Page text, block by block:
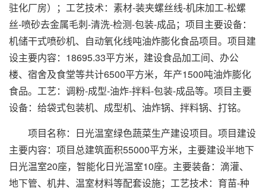
驻化厂房）；工艺技术：素材-装夹螺丝线-机床加工-松螺
丝-喷砂去金属毛刺-清洗-检测-包装-成品；项目主要设备：
机储干式喷砂机、自动氧化线吨油炸膨化食品项目。项目建
设主要内容：18695.33平方米，建设食品加工间、办公
楼、宿舍及食堂等共计6500平方米，年产1500吨油炸膨化
食品。工艺：调粉-成型-油炸-拌料-包装-成品等。项目主要
设备：给袋式包装机、成型机、油炸锅、拌料锅、打铭。
项目名称：日光温室绿色蔬菜生产建设项目。项目建设
主要内容：项目总建筑面积55000平方米，主要建设半地下
日光温室20座，智能化日光温室10座。主要装备：滴灌、
地下管、机井、温室材料等配套设施；工艺技术：育苗-种